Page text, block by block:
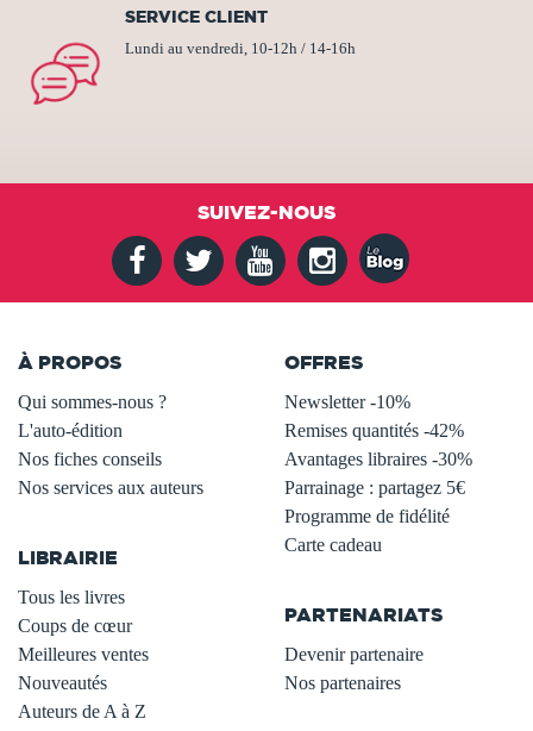
SERVICE CLIENT
Lundi au vendredi, 10-12h / 14-16h
SUIVEZ-NOUS
À PROPOS
Qui sommes-nous ?
L'auto-édition
Nos fiches conseils
Nos services aux auteurs
LIBRAIRIE
Tous les livres
Coups de cœur
Meilleures ventes
Nouveautés
Auteurs de A à Z
OFFRES
Newsletter -10%
Remises quantités -42%
Avantages libraires -30%
Parrainage : partagez 5€
Programme de fidélité
Carte cadeau
PARTENARIATS
Devenir partenaire
Nos partenaires